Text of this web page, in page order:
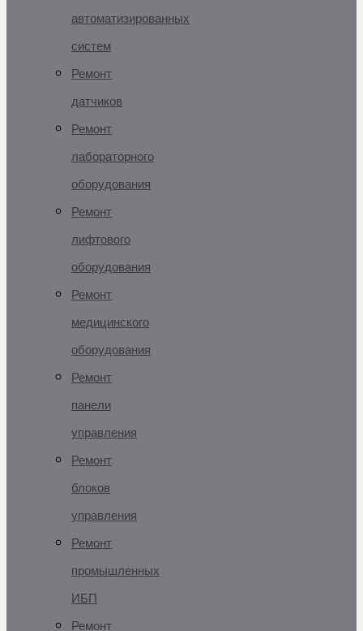
автоматизированных
систем
Ремонт
датчиков
Ремонт
лабораторного
оборудования
Ремонт
лифтового
оборудования
Ремонт
медицинского
оборудования
Ремонт
панели
управления
Ремонт
блоков
управления
Ремонт
промышленных
ИБП
Ремонт